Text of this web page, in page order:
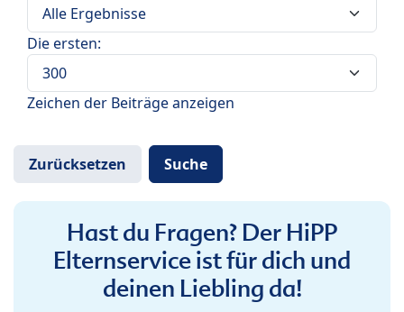
Die ersten:
Zeichen der Beiträge anzeigen
Hast du Fragen? Der HiPP
Elternservice ist für dich und
deinen Liebling da!